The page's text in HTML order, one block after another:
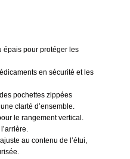
épais pour protéger les
en sécurité et les
pochettes zippées
clarté d’ensemble.
le rangement vertical.
au contenu de l’étui,